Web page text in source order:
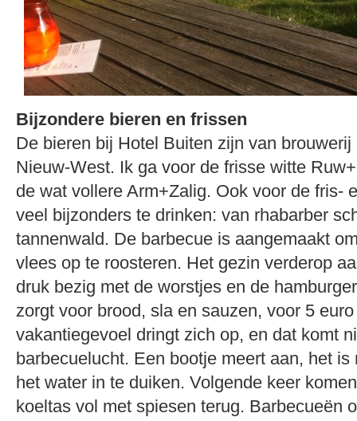
Bijzondere bieren en frissen
De bieren bij Hotel Buiten zijn van
Nieuw-West. Ik ga voor de frisse witte
de wat vollere Arm+Zalig. Ook voor de fris-
veel bijzonders te drinken: van rhabarber
tannenwald. De barbecue is aangemaakt
vlees op te roosteren. Het gezin verderop
druk bezig met de worstjes en de
zorgt voor brood, sla en sauzen, voor 5
vakantiegevoel dringt zich op, en dat komt
barbecuelucht. Een bootje meert aan, het is
het water in te duiken. Volgende keer
koeltas vol met spiesen terug. Barbecueën